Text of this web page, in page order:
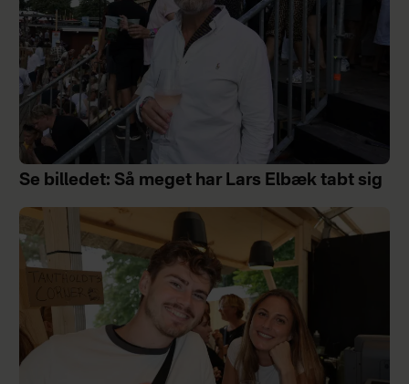
Se billedet: Så meget har Lars Elbæk tabt sig